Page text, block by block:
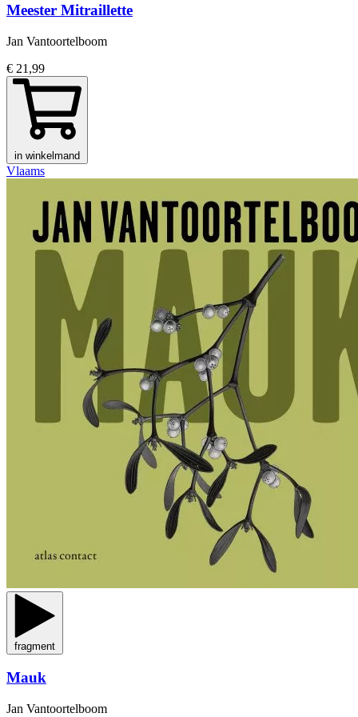
Meester Mitraillette
Jan Vantoortelboom
€ 21,99
in winkelmand
Vlaams
fragment
Mauk
Jan Vantoortelboom